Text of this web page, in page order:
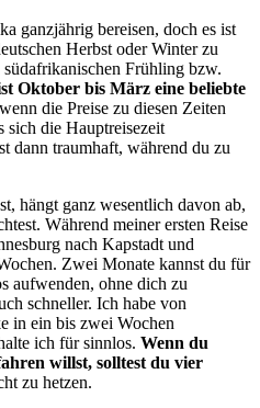
ganzjährig bereisen, doch es ist
Herbst oder Winter zu
Frühling bzw.
Oktober bis März eine beliebte
die Preise zu diesen Zeiten
sich die Hauptreisezeit
dann traumhaft, während du zu
hängt ganz wesentlich davon ab,
Während meiner ersten Reise
nach Kapstadt und
Zwei Monate kannst du für
aufwenden, ohne dich zu
schneller. Ich habe von
in ein bis zwei Wochen
ich für sinnlos. Wenn du
willst, solltest du vier
zu hetzen.